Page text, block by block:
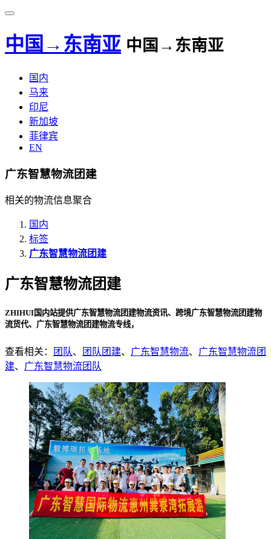
中国→东南亚 中国→东南亚
国内
马来
印尼
新加坡
菲律宾
EN
广东智慧物流团建
相关的物流信息聚合
国内
标签
广东智慧物流团建
广东智慧物流团建
ZHIHUI国内站提供广东智慧物流团建物流资讯、跨境广东智慧物流团建物
流货代、广东智慧物流团建物流专线，
查看相关： 团队、 团队团建、 广东智慧物流、 广东智慧物流团
建、 广东智慧物流团队